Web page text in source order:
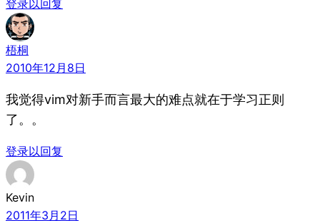
登录以回复
梧桐
2010年12月8日
我觉得vim对新手而言最大的难点就在于学习正则
了。。
登录以回复
Kevin
2011年3月2日